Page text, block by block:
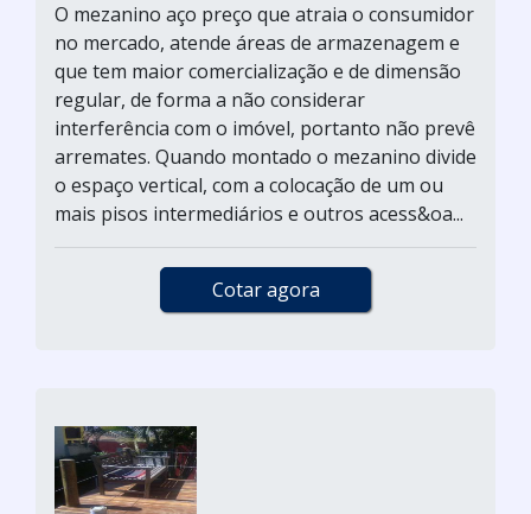
O mezanino aço preço que atraia o consumidor
no mercado, atende áreas de armazenagem e
que tem maior comercialização e de dimensão
regular, de forma a não considerar
interferência com o imóvel, portanto não prevê
arremates. Quando montado o mezanino divide
o espaço vertical, com a colocação de um ou
mais pisos intermediários e outros acess&oa...
Cotar agora